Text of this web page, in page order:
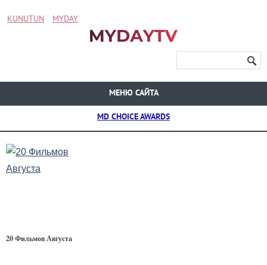
KUNUTUN MYDAY
МЕНЮ САЙТА
MD CHOICE AWARDS
20 Фильмов Августа